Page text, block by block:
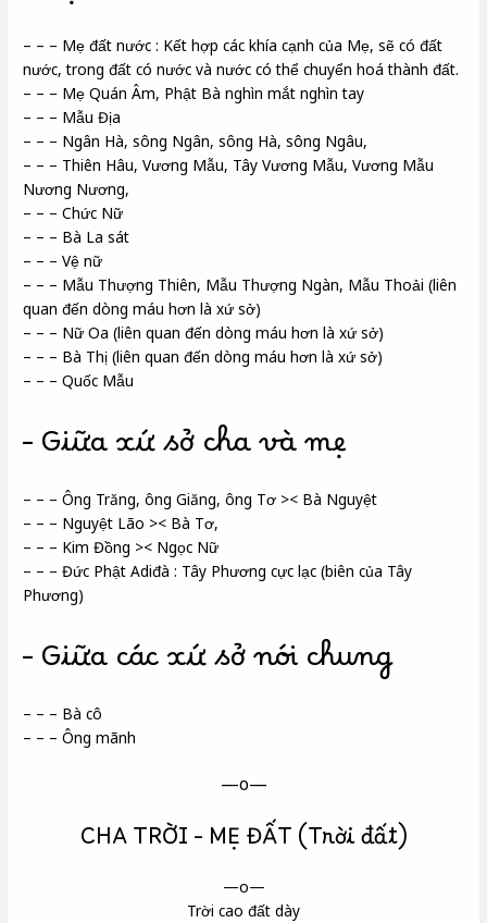
– – – Mẹ đất nước : Kết hợp các khía cạnh của Mẹ, sẽ có đất
nước, trong đất có nước và nước có thể chuyển hoá thành đất.
– – – Mẹ Quán Âm, Phật Bà nghìn mắt nghìn tay
– – – Mẫu Địa
– – – Ngân Hà, sông Ngân, sông Hà, sông Ngâu,
– – – Thiên Hâu, Vương Mẫu, Tây Vương Mẫu, Vương Mẫu
Nương Nương,
– – – Chức Nữ
– – – Bà La sát
– – – Vệ nữ
– – – Mẫu Thượng Thiên, Mẫu Thượng Ngàn, Mẫu Thoải (liên
quan đến dòng máu hơn là xứ sở)
– – – Nữ Oa (liên quan đến dòng máu hơn là xứ sở)
– – – Bà Thị (liên quan đến dòng máu hơn là xứ sở)
– – – Quốc Mẫu
– Giữa xứ sở cha và mẹ
– – – Ông Trăng, ông Giăng, ông Tơ >< Bà Nguyệt
– – – Nguyệt Lão >< Bà Tơ,
– – – Kim Đồng >< Ngọc Nữ
– – – Đức Phật Adiđà : Tây Phương cực lạc (biên của Tây
Phương)
– Giữa các xứ sở nói chung
– – – Bà cô
– – – Ông mãnh
—o—
CHA TRỜI – MẸ ĐẤT (Trời đất)
—o—
Trời cao đất dày